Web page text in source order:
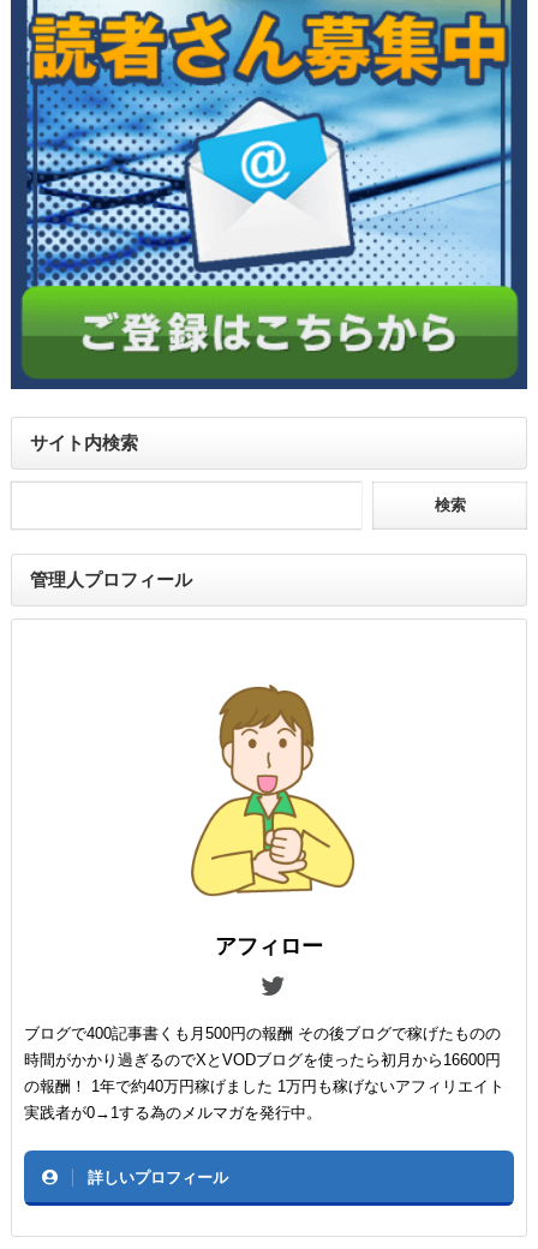
サイト内検索
管理人プロフィール
アフィロー
ブログで400記事書くも月500円の報酬 その後ブログで稼げたものの
時間がかかり過ぎるのでXとVODブログを使ったら初月から16600円
の報酬！ 1年で約40万円稼げました 1万円も稼げないアフィリエイト
実践者が0→1する為のメルマガを発行中。
詳しいプロフィール